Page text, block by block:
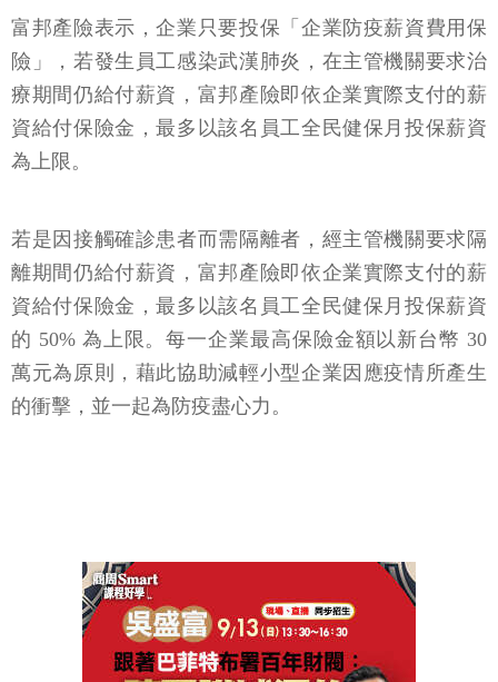
富邦產險表示，企業只要投保「企業防疫薪資費用保
險」，若發生員工感染武漢肺炎，在主管機關要求治
療期間仍給付薪資，富邦產險即依企業實際支付的薪
資給付保險金，最多以該名員工全民健保月投保薪資
為上限。
若是因接觸確診患者而需隔離者，經主管機關要求隔
離期間仍給付薪資，富邦產險即依企業實際支付的薪
資給付保險金，最多以該名員工全民健保月投保薪資
的 50% 為上限。每一企業最高保險金額以新台幣 30
萬元為原則，藉此協助減輕小型企業因應疫情所產生
的衝擊，並一起為防疫盡心力。